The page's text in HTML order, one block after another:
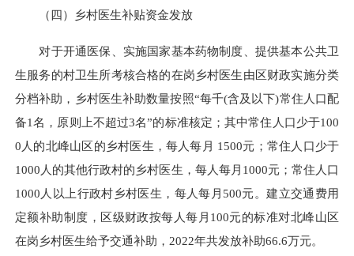
（四）乡村医生补贴资金发放
对于开通医保、实施国家基本药物制度、提供基本公共卫
生服务的村卫生所考核合格的在岗乡村医生由区财政实施分类
分档补助，乡村医生补助数量按照“每千(含及以下)常住人口配
备1名，原则上不超过3名”的标准核定；其中常住人口少于100
0人的北峰山区的乡村医生，每人每月 1500元；常住人口少于
1000人的其他行政村的乡村医生，每人每月1000元；常住人口
1000人以上行政村乡村医生，每人每月500元。建立交通费用
定额补助制度，区级财政按每人每月100元的标准对北峰山区
在岗乡村医生给予交通补助，2022年共发放补助66.6万元。